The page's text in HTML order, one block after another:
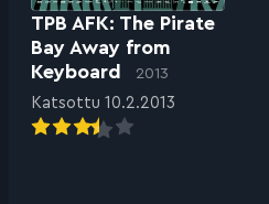
TPB AFK: The Pirate
Bay Away from
Keyboard
2013
Katsottu 10.2.2013